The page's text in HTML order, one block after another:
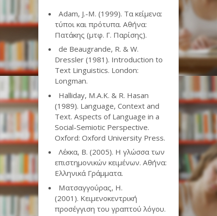
Adam, J.-M. (1999). Τα κείμενα:
τύποι και πρότυπα. Αθήνα:
Πατάκης (μτφ. Γ. Παρίσης).
de Beaugrande, R. & W.
Dressler (1981). Introduction to
Τext Linguistics. London:
Longman.
Halliday, M.A.K. & R. Hasan
(1989). Language, Context and
Text. Aspects of Language in a
Social-Semiotic Perspective.
Oxford: Oxford University Press.
Λέκκα, Β. (2005). Η γλώσσα των
επιστημονικών κειμένων. Αθήνα:
Ελληνικά Γράμματα.
Ματσαγγούρας, Η.
(2001). Κειμενοκεντρική
προσέγγιση του γραπτού λόγου.